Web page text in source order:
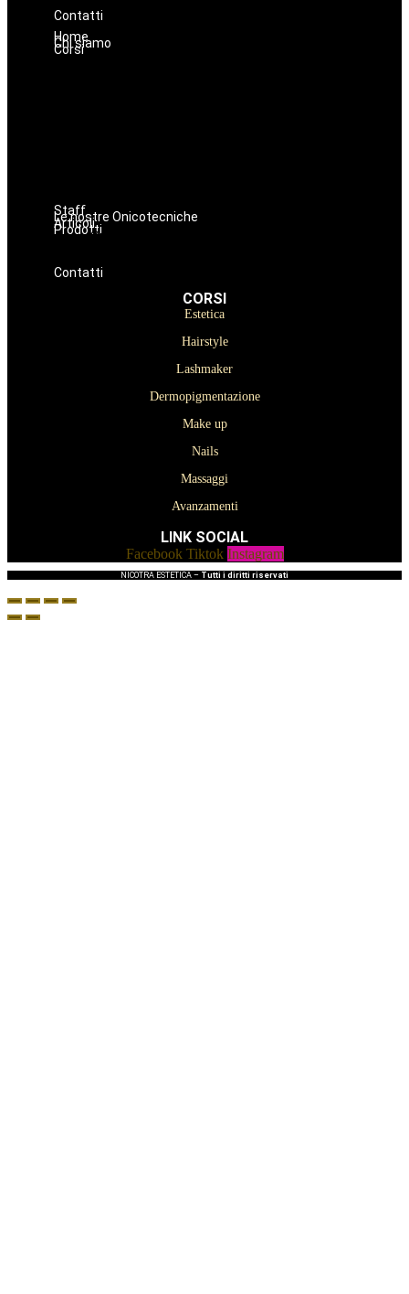
Prodotti per ricostruzione unghie
Contatti
Home
Chi siamo
Corsi
Staff
Le nostre Onicotecniche
Articoli
ProdottiOniconails
Prodotti per ricostruzione unghie
Contatti
CORSI
Estetica
Hairstyle
Lashmaker
Dermopigmentazione
Make up
Nails
Massaggi
Avanzamenti
LINK SOCIAL
Facebook Tiktok Instagram
NICOTRA ESTETICA – Tutti i diritti riservati